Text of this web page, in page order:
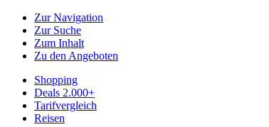
Zur Navigation
Zur Suche
Zum Inhalt
Zu den Angeboten
Shopping
Deals 2.000+
Tarifvergleich
Reisen